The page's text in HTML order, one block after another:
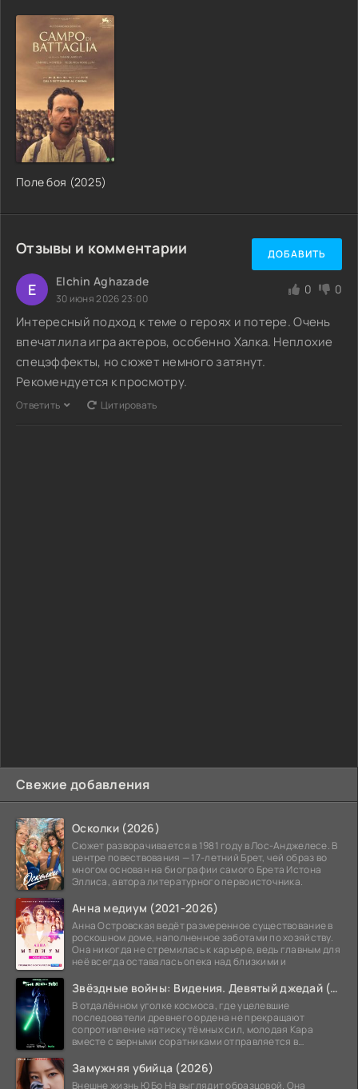
Свежие добавления
Осколки (2026)
Сюжет разворачивается в 1981 году в Лос-Анджелесе. В
центре повествования — 17-летний Брет, чей образ во
многом основан на биографии самого Брета Истона
Эллиса, автора литературного первоисточника.
Анна медиум (2021-2026)
Анна Островская ведёт размеренное существование в
роскошном доме, наполненное заботами по хозяйству.
Она никогда не стремилась к карьере, ведь главным для
неё всегда оставалась опека над близкими и
Звёздные войны: Видения. Девятый джедай (2026)
В отдалённом уголке космоса, где уцелевшие
последователи древнего ордена не прекращают
сопротивление натиску тёмных сил, молодая Кара
вместе с верными соратниками отправляется в
Замужняя убийца (2026)
Внешне жизнь Ю Бо На выглядит образцовой. Она
Поле боя (2025)
Отзывы и комментарии ДОБАВИТЬ
E Elchin Aghazade
30 июня 2026 23:00
0 0
Интересный подход к теме о героях и потере. Очень
впечатлила игра актеров, особенно Халка. Неплохие
спецэффекты, но сюжет немного затянут.
Рекомендуется к просмотру.
Ответить Цитировать